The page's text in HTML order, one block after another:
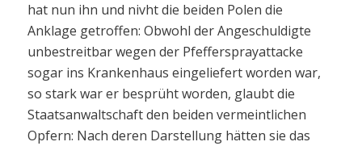
hat nun ihn und nivht die beiden Polen die
Anklage getroffen: Obwohl der Angeschuldigte
unbestreitbar wegen der Pfeffersprayattacke
sogar ins Krankenhaus eingeliefert worden war,
so stark war er besprüht worden, glaubt die
Staatsanwaltschaft den beiden vermeintlichen
Opfern: Nach deren Darstellung hätten sie das